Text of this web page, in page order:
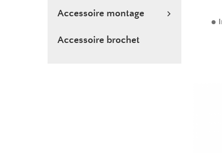
Accessoire montage
Accessoire brochet